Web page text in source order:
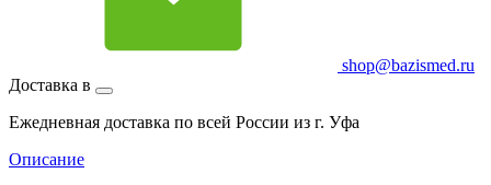
shop@bazismed.ru
Доставка в
Ежедневная доставка по всей России из г. Уфа
Описание